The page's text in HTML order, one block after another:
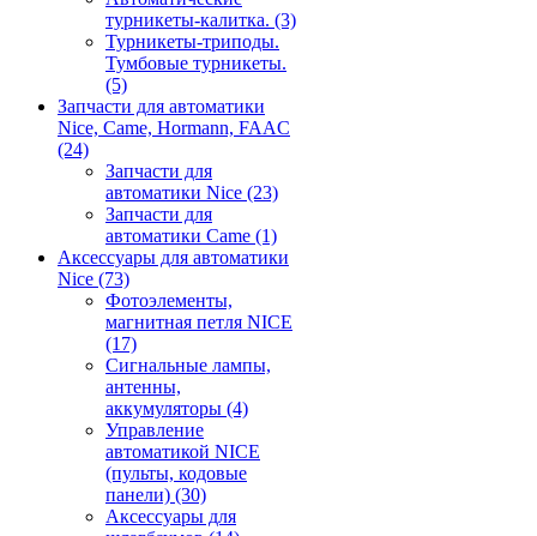
турникеты-калитка. (3)
Турникеты-триподы.
Тумбовые турникеты.
(5)
Запчасти для автоматики
Nice, Came, Hormann, FAAC
(24)
Запчасти для
автоматики Nice (23)
Запчасти для
автоматики Came (1)
Аксессуары для автоматики
Nice (73)
Фотоэлементы,
магнитная петля NICE
(17)
Сигнальные лампы,
антенны,
аккумуляторы (4)
Управление
автоматикой NICE
(пульты, кодовые
панели) (30)
Аксессуары для